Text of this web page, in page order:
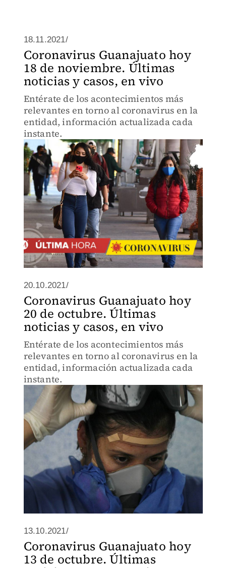
18.11.2021/
Coronavirus Guanajuato hoy
18 de noviembre. Últimas
noticias y casos, en vivo
Entérate de los acontecimientos más
relevantes en torno al coronavirus en la
entidad, información actualizada cada
instante.
20.10.2021/
Coronavirus Guanajuato hoy
20 de octubre. Últimas
noticias y casos, en vivo
Entérate de los acontecimientos más
relevantes en torno al coronavirus en la
entidad, información actualizada cada
instante.
13.10.2021/
Coronavirus Guanajuato hoy
13 de octubre. Últimas